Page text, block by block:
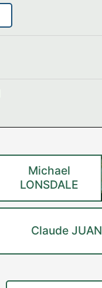
Michael
LONSDALE
Claude JUAN